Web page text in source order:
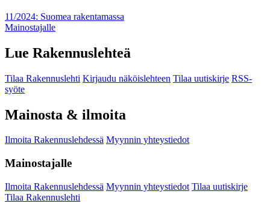
11/2024: Suomea rakentamassa
Mainostajalle
Lue Rakennuslehteä
Tilaa Rakennuslehti Kirjaudu näköislehteen Tilaa uutiskirje RSS-
syöte
Mainosta & ilmoita
Ilmoita Rakennuslehdessä Myynnin yhteystiedot
Mainostajalle
Ilmoita Rakennuslehdessä Myynnin yhteystiedot Tilaa uutiskirje
Tilaa Rakennuslehti